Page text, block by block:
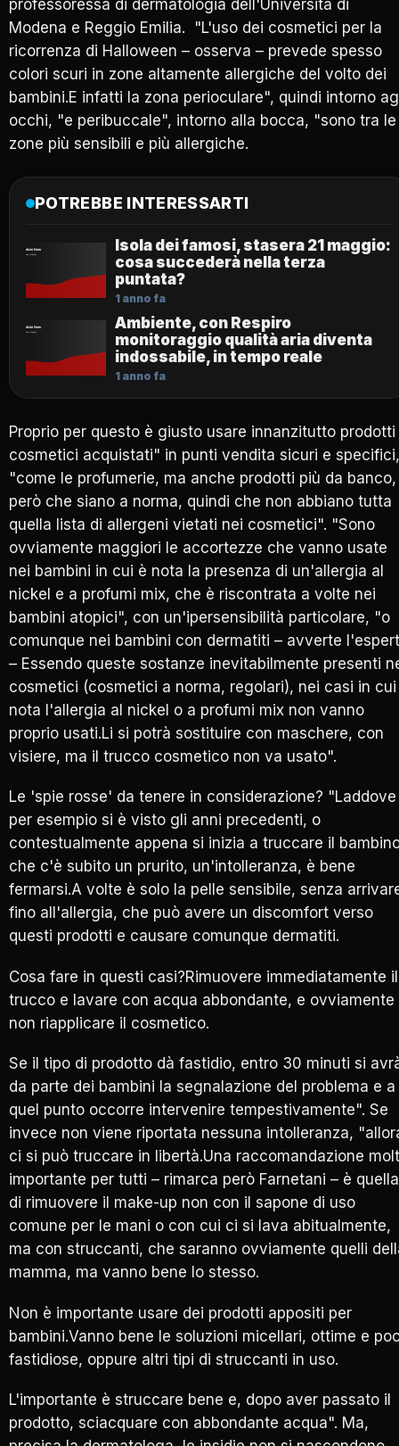
professoressa di dermatologia dell'Università di
Modena e Reggio Emilia. "L'uso dei cosmetici per la
ricorrenza di Halloween – osserva – prevede spesso
colori scuri in zone altamente allergiche del volto dei
bambini.E infatti la zona perioculare", quindi intorno
occhi, "e peribuccale", intorno alla bocca, "sono tra le
zone più sensibili e più allergiche.
POTREBBE INTERESSARTI
Isola dei famosi, stasera 21 maggio:
cosa succederà nella terza
puntata?
1 anno fa
Ambiente, con Respiro
monitoraggio qualità aria diventa
indossabile, in tempo reale
1 anno fa
Proprio per questo è giusto usare innanzitutto prodotti
cosmetici acquistati" in punti vendita sicuri e specifici,
"come le profumerie, ma anche prodotti più da banco,
però che siano a norma, quindi che non abbiano tutta
quella lista di allergeni vietati nei cosmetici". "Sono
ovviamente maggiori le accortezze che vanno usate
nei bambini in cui è nota la presenza di un'allergia al
nickel e a profumi mix, che è riscontrata a volte nei
bambini atopici", con un'ipersensibilità particolare, "o
comunque nei bambini con dermatiti – avverte
– Essendo queste sostanze inevitabilmente presenti
cosmetici (cosmetici a norma, regolari), nei casi in
nota l'allergia al nickel o a profumi mix non vanno
proprio usati.Li si potrà sostituire con maschere, con
visiere, ma il trucco cosmetico non va usato".
Le 'spie rosse' da tenere in considerazione? "Laddove
per esempio si è visto gli anni precedenti, o
contestualmente appena si inizia a truccare il
che c'è subito un prurito, un'intolleranza, è bene
fermarsi.A volte è solo la pelle sensibile, senza
fino all'allergia, che può avere un discomfort verso
questi prodotti e causare comunque dermatiti.
Cosa fare in questi casi?Rimuovere immediatamente il
trucco e lavare con acqua abbondante, e ovviamente
non riapplicare il cosmetico.
Se il tipo di prodotto dà fastidio, entro 30 minuti si
da parte dei bambini la segnalazione del problema e a
quel punto occorre intervenire tempestivamente". Se
invece non viene riportata nessuna intolleranza,
ci si può truccare in libertà.Una raccomandazione
importante per tutti – rimarca però Farnetani – è quella
di rimuovere il make-up non con il sapone di uso
comune per le mani o con cui ci si lava abitualmente,
ma con struccanti, che saranno ovviamente quelli
mamma, ma vanno bene lo stesso.
Non è importante usare dei prodotti appositi per
bambini.Vanno bene le soluzioni micellari, ottime e
fastidiose, oppure altri tipi di struccanti in uso.
L'importante è struccare bene e, dopo aver passato il
prodotto, sciacquare con abbondante acqua". Ma,